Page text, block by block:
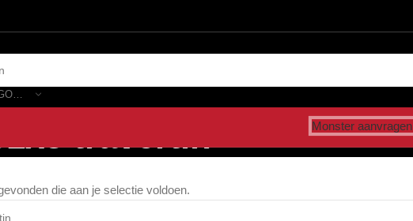
Monster aanvragen
travertin”
die aan je selectie voldoen.